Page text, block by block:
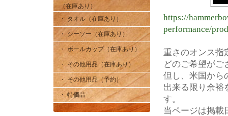
（在庫あり）
・ タオル（在庫あり）
・ シーソー（在庫あり）
・ ボールカップ（在庫あり）
・ その他用品（在庫あり）
・ その他用品（予約）
・ 特価品
https://
performance/
重さのオンス指
どのご希望がご
但し、米国から
出来る限り余裕
す。
当ページは掲載